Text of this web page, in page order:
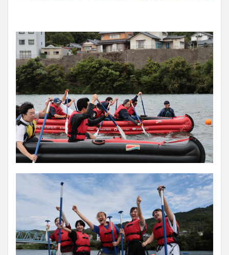
11
申込
規約
12
申込
と問
合せ